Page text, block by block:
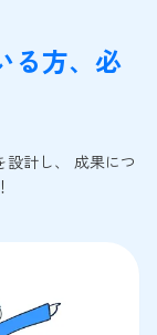
る方、必
設計し、 成果につ